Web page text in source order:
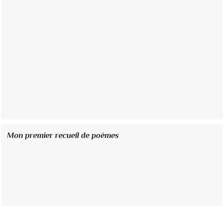
Mon premier recueil de poèmes